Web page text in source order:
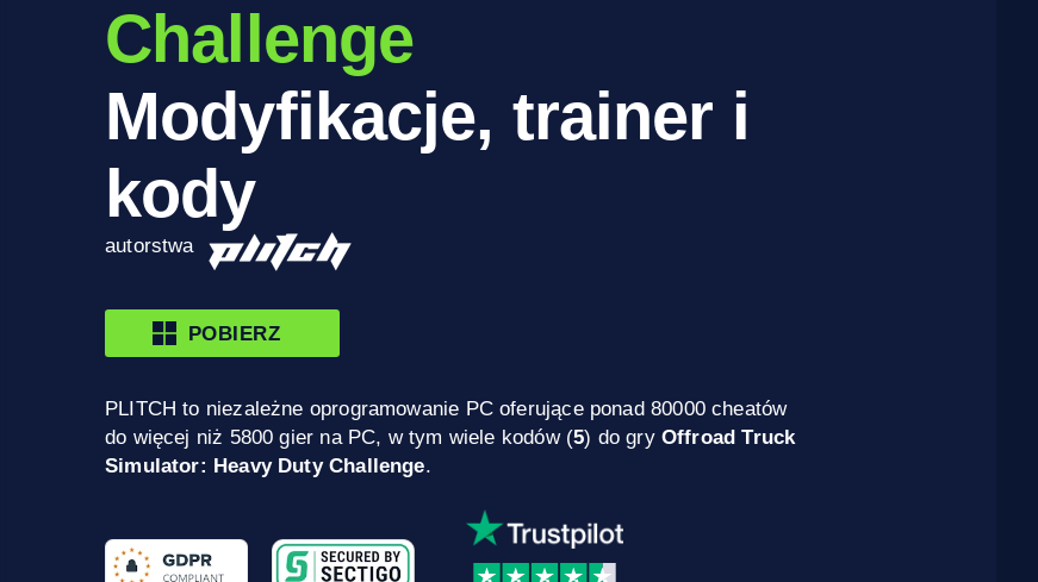
Challenge
Modyfikacje, trainer i
kody
autorstwa
POBIERZ
PLITCH to niezależne oprogramowanie PC oferujące ponad 80000 cheatów
do więcej niż 5800 gier na PC, w tym wiele kodów (5) do gry Offroad Truck
Simulator: Heavy Duty Challenge.